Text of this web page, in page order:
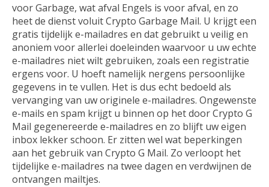
voor Garbage, wat afval Engels is voor afval, en zo
heet de dienst voluit Crypto Garbage Mail. U krijgt een
gratis tijdelijk e-mailadres en dat gebruikt u veilig en
anoniem voor allerlei doeleinden waarvoor u uw echte
e-mailadres niet wilt gebruiken, zoals een registratie
ergens voor. U hoeft namelijk nergens persoonlijke
gegevens in te vullen. Het is dus echt bedoeld als
vervanging van uw originele e-mailadres. Ongewenste
e-mails en spam krijgt u binnen op het door Crypto G
Mail gegenereerde e-mailadres en zo blijft uw eigen
inbox lekker schoon. Er zitten wel wat beperkingen
aan het gebruik van Crypto G Mail. Zo verloopt het
tijdelijke e-mailadres na twee dagen en verdwijnen de
ontvangen mailtjes.